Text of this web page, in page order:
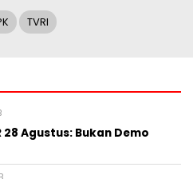
TVRI
Agustus: Bukan Demo